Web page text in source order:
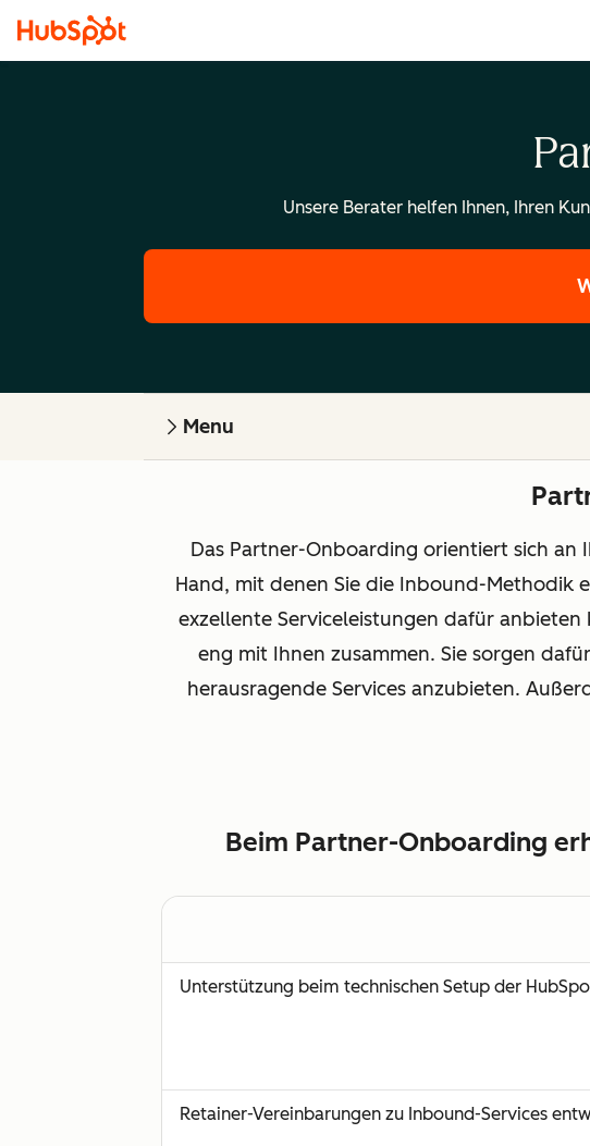
Unsere Berater helfen Ihnen, Ihren
Menu
Das Partner-Onboarding orientiert sich
Hand, mit denen Sie die Inbound-Methodik
exzellente Serviceleistungen dafür
eng mit Ihnen zusammen. Sie sorgen
herausragende Services anzubieten.
Beim Partner-Onboarding
Unterstützung beim technischen Setup der
Retainer-Vereinbarungen zu Inbound-Services